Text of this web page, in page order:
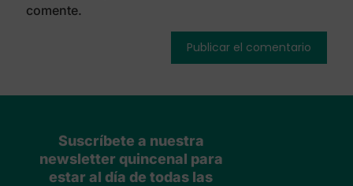
comente.
Suscríbete a nuestra
newsletter quincenal para
estar al día de todas las